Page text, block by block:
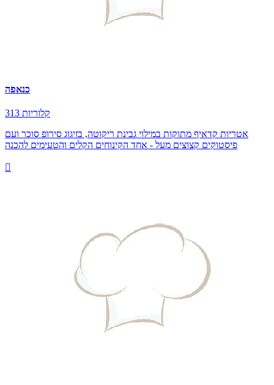
כנאפה
313 קלוריות
אטריות קדאיף מתוקות במילוי גבינת ריקוטה, בזיגוג סירופ סוכר ועם
פיסטוקים קצוצים מעל - אחד הקינוחים הקלים והטעימים להכנה
